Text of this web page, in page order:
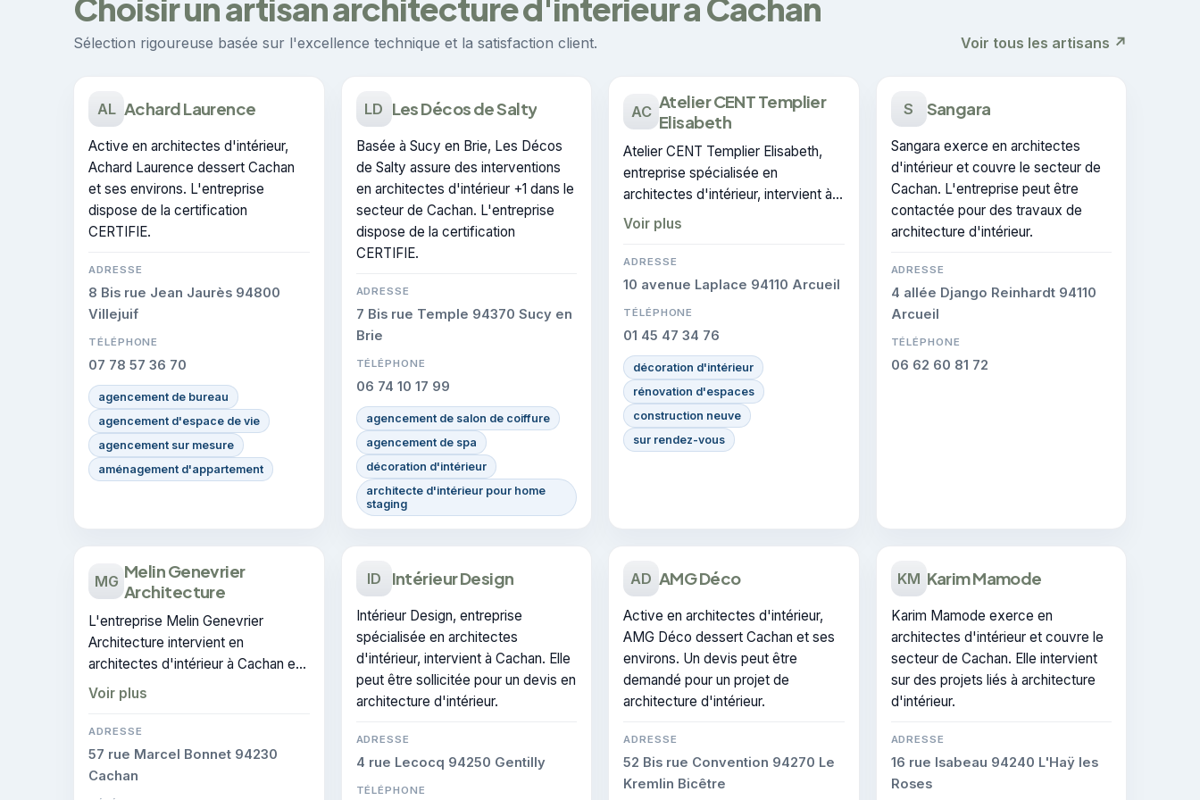
Choisir un artisan architecture d'intérieur à Cachan
Sélection rigoureuse basée sur l'excellence technique et la satisfaction client. Voir tous les artisans ↗
AL Achard Laurence
Active en architectes d'intérieur,
Achard Laurence dessert Cachan
et ses environs. L'entreprise
dispose de la certification
CERTIFIE.
ADRESSE
8 Bis rue Jean Jaurès 94800
Villejuif
TÉLÉPHONE
07 78 57 36 70
agencement de bureau
agencement d'espace de vie
agencement sur mesure
aménagement d'appartement
LD Les Décos de Salty
Basée à Sucy en Brie, Les Décos
de Salty assure des interventions
en architectes d'intérieur +1 dans le
secteur de Cachan. L'entreprise
dispose de la certification
CERTIFIE.
ADRESSE
7 Bis rue Temple 94370 Sucy en
Brie
TÉLÉPHONE
06 74 10 17 99
agencement de salon de coiffure
agencement de spa
décoration d'intérieur
architecte d'intérieur pour home
staging
AC Atelier CENT Templier
Elisabeth
Atelier CENT Templier Elisabeth,
entreprise spécialisée en
architectes d'intérieur, intervient à
Cachan. L'entreprise peut être
contactée pour des travaux de
architecture d'intérieur.
Voir plus
ADRESSE
10 avenue Laplace 94110 Arcueil
TÉLÉPHONE
01 45 47 34 76
décoration d'intérieur
rénovation d'espaces
construction neuve
sur rendez-vous
S Sangara
Sangara exerce en architectes
d'intérieur et couvre le secteur de
Cachan. L'entreprise peut être
contactée pour des travaux de
architecture d'intérieur.
ADRESSE
4 allée Django Reinhardt 94110
Arcueil
TÉLÉPHONE
06 62 60 81 72
MG Melin Genevrier
Architecture
L'entreprise Melin Genevrier
Architecture intervient en
architectes d'intérieur à Cachan et
dans les communes voisines. Ses
interventions couvrent le domaine
de architecture d'intérieur.
Voir plus
ADRESSE
57 rue Marcel Bonnet 94230
Cachan
ID Intérieur Design
Intérieur Design, entreprise
spécialisée en architectes
d'intérieur, intervient à Cachan. Elle
peut être sollicitée pour un devis en
architecture d'intérieur.
ADRESSE
4 rue Lecocq 94250 Gentilly
TÉLÉPHONE
AD AMG Déco
Active en architectes d'intérieur,
AMG Déco dessert Cachan et ses
environs. Un devis peut être
demandé pour un projet de
architecture d'intérieur.
ADRESSE
52 Bis rue Convention 94270 Le
Kremlin Bicêtre
KM Karim Mamode
Karim Mamode exerce en
architectes d'intérieur et couvre le
secteur de Cachan. Elle intervient
sur des projets liés à architecture
d'intérieur.
ADRESSE
16 rue Isabeau 94240 L'Haÿ les
Roses